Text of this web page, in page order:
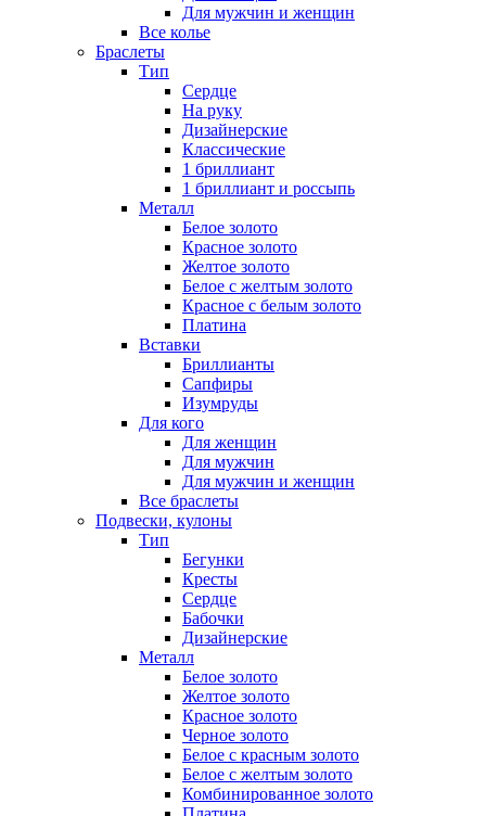
Для мужчин и женщин
Все колье
Браслеты
Тип
Сердце
На руку
Дизайнерские
Классические
1 бриллиант
1 бриллиант и россыпь
Металл
Белое золото
Красное золото
Желтое золото
Белое с желтым золото
Красное с белым золото
Платина
Вставки
Бриллианты
Сапфиры
Изумруды
Для кого
Для женщин
Для мужчин
Для мужчин и женщин
Все браслеты
Подвески, кулоны
Тип
Бегунки
Кресты
Сердце
Бабочки
Дизайнерские
Металл
Белое золото
Желтое золото
Красное золото
Черное золото
Белое с красным золото
Белое с желтым золото
Комбинированное золото